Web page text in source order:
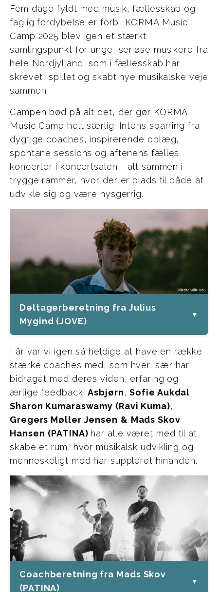
Fem dage fyldt med musik, fællesskab og
faglig fordybelse er forbi. KORMA Music
Camp 2025 blev igen et stærkt
samlingspunkt for unge, seriøse musikere fra
hele Nordjylland, som i fællesskab har
skrevet, spillet og skabt nye musikalske veje
sammen.
Campen bød på alt det, der gør KORMA
Music Camp helt særlig: Intens sparring fra
dygtige coaches, inspirerende oplæg,
spontane sessions og aftenens fælles
koncerter i koncertsalen - alt sammen i
trygge rammer, hvor der er plads til både at
udvikle sig og være nysgerrig.
Deltagerberetning fra Julius
Mygind (JOVE)
▼
I år var vi igen så heldige at have en række
stærke coaches med, som hver især har
bidraget med deres viden, erfaring og
ærlige feedback.Asbjørn,Sofie Aukdal,
Sharon Kumaraswamy (Ravi Kuma),
Gregers Møller Jensen & Mads Skov
Hansen (PATINA) har alle været med til at
skabe et rum, hvor musikalsk udvikling og
menneskeligt mod har suppleret hinanden.
Coachberetning fra Mads Skov
(PATINA)
▼